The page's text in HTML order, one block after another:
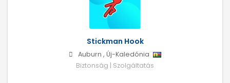
Stickman Hook
Auburn , Új-Kaledónia
Biztonság | Szolgáltatás